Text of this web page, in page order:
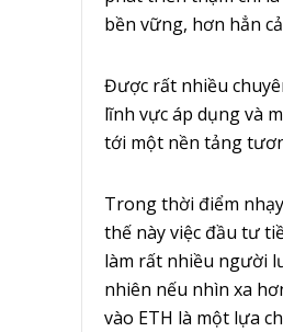
bền vững, hơn hẳn
Được rất nhiều
lĩnh vực áp dụng và
tới một nền tảng
Trong thời điểm
thế này việc đầu tư
làm rất nhiều người
nhiên nếu nhìn xa
vào ETH là một lựa